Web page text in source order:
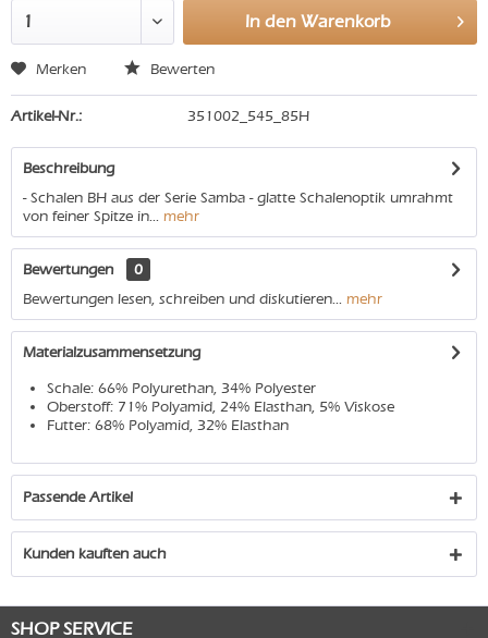
In den Warenkorb
Merken Bewerten
Artikel-Nr.: 351002_545_85H
Beschreibung
- Schalen BH aus der Serie Samba - glatte Schalenoptik umrahmt
von feiner Spitze in... mehr
Bewertungen
0
Bewertungen lesen, schreiben und diskutieren... mehr
Materialzusammensetzung
Schale: 66% Polyurethan, 34% Polyester
Oberstoff: 71% Polyamid, 24% Elasthan, 5% Viskose
Futter: 68% Polyamid, 32% Elasthan
Passende Artikel
Kunden kauften auch
SHOP SERVICE